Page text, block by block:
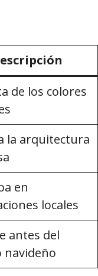
de los colores
la arquitectura
en
locales
antes del
navideño